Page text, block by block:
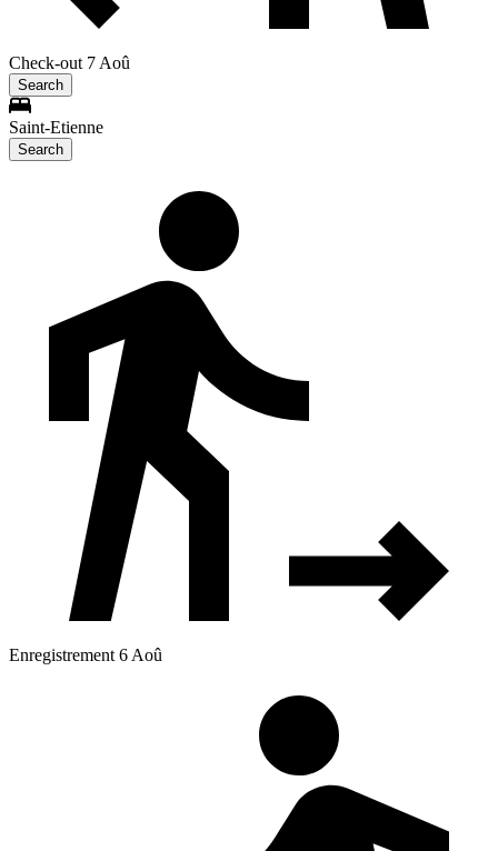
Check-out 7 Aoû
Search
Saint-Etienne
Search
Enregistrement 6 Aoû